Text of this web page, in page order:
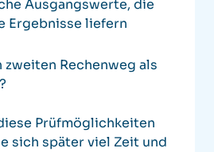
Ausgangswerte, die
Ergebnisse liefern
zweiten Rechenweg als
Prüfmöglichkeiten
sich später viel Zeit und